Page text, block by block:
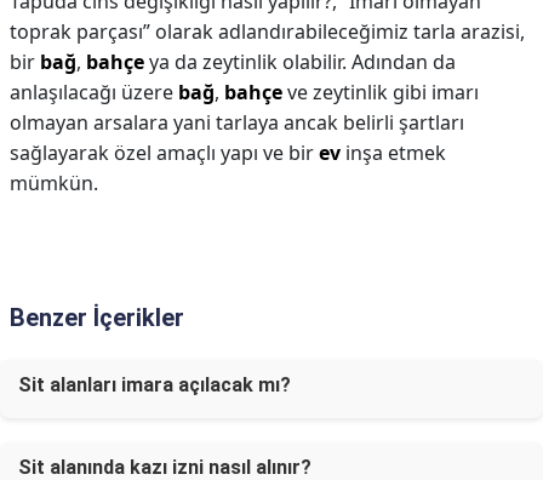
toprak parçası” olarak adlandırabileceğimiz tarla arazisi,
bir bağ, bahçeya da zeytinlik olabilir. Adından da
anlaşılacağı üzere bağ, bahçeve zeytinlik gibi imarı
olmayan arsalara yani tarlaya ancak belirli şartları
sağlayarak özel amaçlı yapı ve birev inşa etmek
mümkün.
Benzer İçerikler
Sit alanları imara açılacak mı?
Sit alanında kazı izni nasıl alınır?